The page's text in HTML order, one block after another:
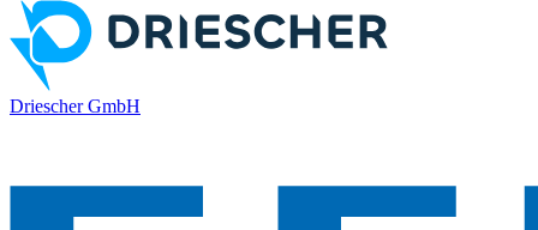
Driescher GmbH